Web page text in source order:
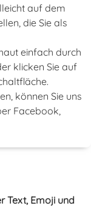
auf dem
die Sie als
einfach durch
klicken Sie auf
können Sie uns
Facebook,
Text, Emoji und